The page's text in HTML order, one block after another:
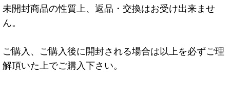
未開封商品の性質上、返品・交換はお受け出来ませ
ん。
ご購入、ご購入後に開封される場合は以上を必ずご理
解頂いた上でご購入下さい。